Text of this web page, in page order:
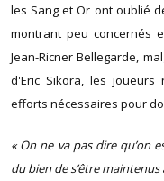
les Sang et Or ont oublié
montrant peu concernés
Jean-Ricner Bellegarde,
d'Eric Sikora, les
efforts nécessaires pour
« On ne va pas dire qu’on
du bien de s’être